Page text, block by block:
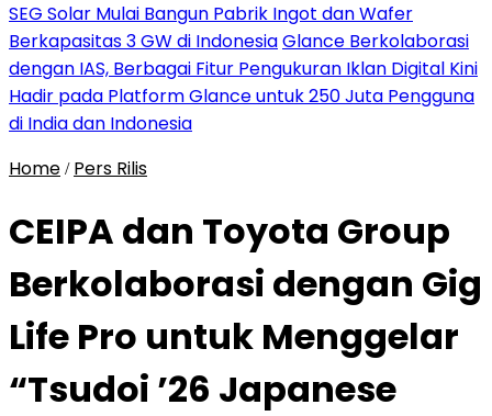
SEG Solar Mulai Bangun Pabrik Ingot dan Wafer
Berkapasitas 3 GW di IndonesiaGlance Berkolaborasi
dengan IAS, Berbagai Fitur Pengukuran Iklan Digital Kini
Hadir pada Platform Glance untuk 250 Juta Pengguna
di India dan Indonesia
Home / Pers Rilis
CEIPA dan Toyota Group
Berkolaborasi dengan Gig
Life Pro untuk Menggelar
“Tsudoi ’26 Japanese